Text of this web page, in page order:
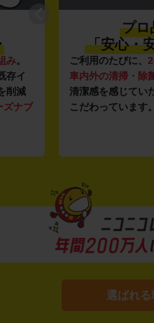
み。
存イ
削減
ズナブ
プロ
「安心・
ご利用のたびに、
車内外の清掃・除
清潔感を感じてい
こだわっています。
選ばれる